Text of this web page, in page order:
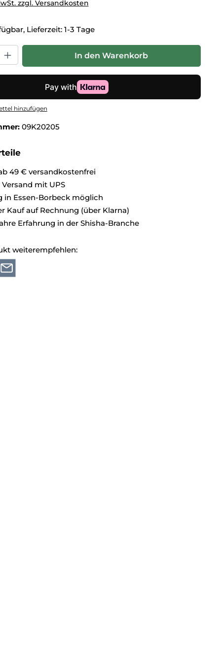
zzgl. Versandkosten
Lieferzeit: 1-3 Tage
Gib den gewünschten Wert ein oder benutze die
In den Warenkorb
hinzufügen
09K20205
49 € versandkostenfrei
mit UPS
in Essen-Borbeck möglich
Kauf auf Rechnung (über Klarna)
Erfahrung in der Shisha-Branche
weiterempfehlen: